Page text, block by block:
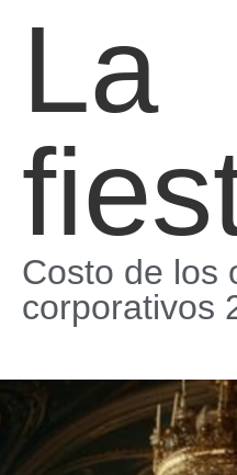
La
Costo de los
corporativos